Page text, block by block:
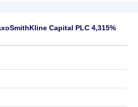
Capital PLC 4,315%